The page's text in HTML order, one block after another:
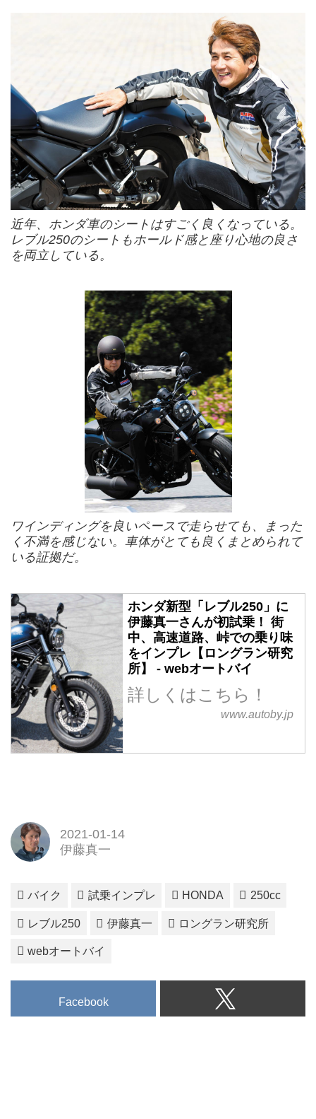
近年、ホンダ車のシートはすごく良くなっている。
レブル250のシートもホールド感と座り心地の良さ
を両立している。
ワインディングを良いペースで走らせても、まった
く不満を感じない。車体がとても良くまとめられて
いる証拠だ。
ホンダ新型「レブル250」に
伊藤真一さんが初試乗！ 街
中、高速道路、峠での乗り味
をインプレ【ロングラン研究
所】 - webオートバイ
詳しくはこちら！
www.autoby.jp
2021-01-14
伊藤真一
バイク 試乗インプレ HONDA 250cc
レブル250 伊藤真一 ロングラン研究所
webオートバイ
Facebook